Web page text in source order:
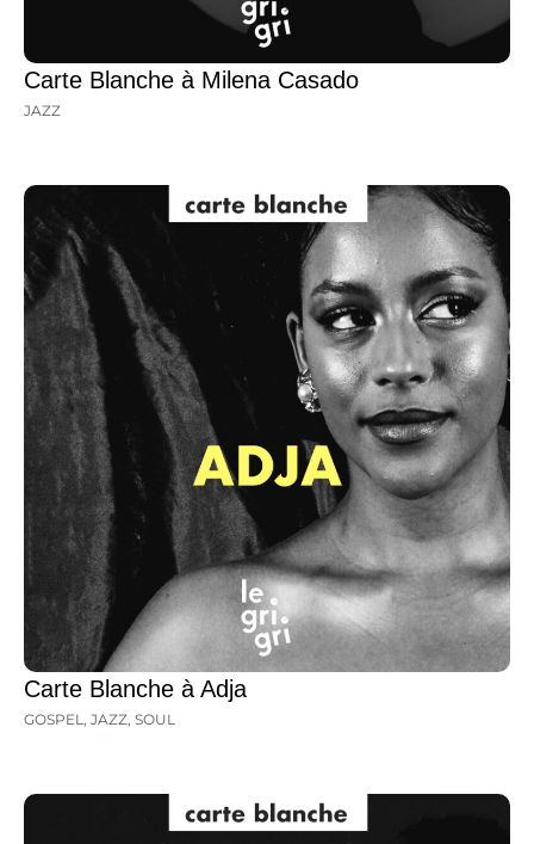
Carte Blanche à Milena Casado
JAZZ
Carte Blanche à Adja
GOSPEL, JAZZ, SOUL